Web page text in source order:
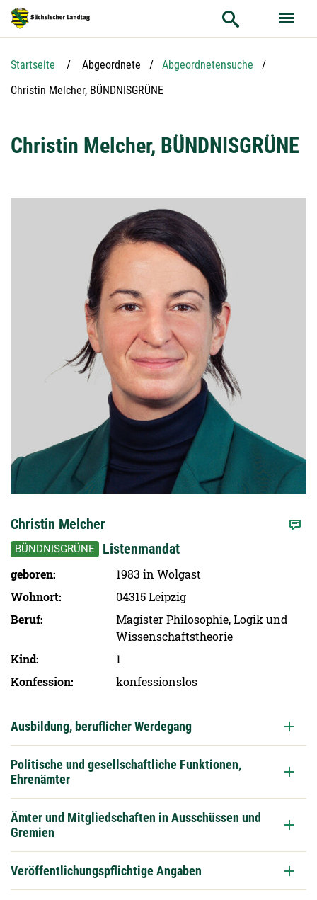
Hauptnavigation
Hauptinhalt
Service
Startseite Abgeordnete
Abgeordnetensuche
Aktuelle Seite:
Christin Melcher, BÜNDNISGRÜNE
Christin Melcher, BÜNDNISGRÜNE
Christin Melcher
BÜNDNISGRÜNE Listenmandat
geboren
1983 in Wolgast
Wohnort
04315 Leipzig
Beruf
Magister Philosophie, Logik und
Wissenschaftstheorie
Kind
1
Konfession
konfessionslos
Ausbildung, beruflicher Werdegang
Politische und gesellschaftliche Funktionen,
Ehrenämter
Ämter und Mitgliedschaften in Ausschüssen und
Gremien
Veröffentlichungspflichtige Angaben